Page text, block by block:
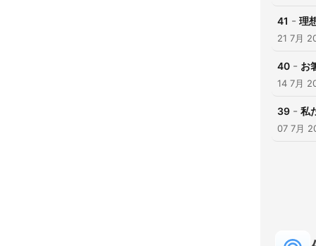
41 - 理
21 7月
40 - お
14 7月
39 - 私
07 7月